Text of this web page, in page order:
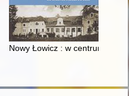
z rodu Ślązaka
Nowy Łowicz : w centrum